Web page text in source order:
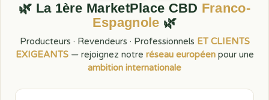
🌿 La 1ère MarketPlace CBD Franco-
Espagnole 🌿
Producteurs · Revendeurs · Professionnels ET CLIENTS
EXIGEANTS— rejoignez notre réseau européenpour une
ambition internationale